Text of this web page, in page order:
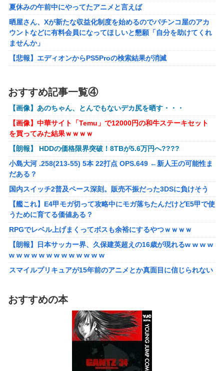
決定！最新の「発売日告知トレーラー」も公開！
実際『ゼルダ 時オカ』→『風タク』の時の空気感を知りた
い
昭和戦隊のロボデザイン、配信で追って見ると…
【画像】 キャミイの18万円の最新フィギュア、ガチで作り
【にじさんじ】委員長、Claude Codeまで手出してるん
か…『もう何でも作れそうやな』
モバＰ「アイドルにセクハラをします」
【画像】漫画・アニメの「武人系敵幹部」に付きまといがち
な疑問ｗｗｗｗ
【種運命】ネオが結局よく分からないまま新しい映画が終わ
った後ももやもやしてる
夏休みの午前中にやってたアニメと言えば
晒屋さん、Xが新たな収益化制度を始めるのでパチンコ屋のアカ
ウントなどに有料会員になってほしいと懇願「自分を助けてくれ
ませんか」
【悲報】エディオンからPS5Proの検索結果が消滅
※ガンダム ガンキャノン ガンタンク ガン○○○ ←一番違和
感ないV作戦の4機目を考えた奴が優勝
【オリジナル可動フィギュア】WIND TOYS「タイタン スーパー
アクションマッスルボディ」可動フィギュア各種【予約開始】
【重音テト】コナミデフォルメフィギュア「重音テト 通常衣装
Ver.」「重音テト SV衣装Ver.」【彩色原型公開】
国内スイッチ2普及ペース深刻。販売不振だった3DSに負けそう
【艦これ】E4甲モガ切って攻略中にモガ落ちたんだけどE5甲で使
うために育てる価値ある？
RPGでレベル上げまくってボスも余裕にするやつｗｗｗｗ
【泣】年配夫婦が営む中華屋さん、休業を知らせる貼り紙に応援
コメントが続々と
【画像】森高千里（18）「私がオバさんになったらミニスカート
は無理よ」→現在ｗｗｗｗ
シカ「ヒマワリ全部喰った」 郡山布引風の高原まつり中止
【画像あり】居酒屋「6人で長居して会計4939円！喋りたいだけ
なら公園に行ってくれ（怒」
【悲報】ちいかわ作者さん、「総額30億超」の大豪邸を建て
おすすめ記事一覧④
【画像】あのちゃん、とんでもないデカ尻を晒す・・・
【画像】中華サイト「Temu」で12000円の和牛ステーキセット
を買ってみた結果ｗｗｗｗ
【朗報】 HDDの価格限界突破！8TBが5.6万円へ????
小島大河 .258(213-55) 5本 22打点 OPS.649 ←新人王の可能性ま
だある？
国内スイッチ2普及ペース深刻。販売不振だった3DSに負けそう
【艦これ】E4甲モガ切って攻略中にモガ落ちたんだけどE5甲で使
うために育てる価値ある？
RPGでレベル上げまくってボスも余裕にするやつｗｗｗｗ
【朗報】日本サッカー界、久保建英超えの16歳が現れるw w w w
w w w w w w w w w w w w w
スマイルプリキュアが15年前のアニメとか真面目に信じられない
【愕然】自称グルメ「やっぱりフグ刺しは旨い！ｗ」 ワイ「あ
のさ・・・」 →
【悲報】メイドインアビスの主題歌、ホロライブに決まって大炎
【朗報】女子高 生レイヤー、臭いやつに苦言 「洋服は一回全部
熱湯につけよう！洗濯機はキッチンハイター薄めた水で一回まわ
おすすめの本